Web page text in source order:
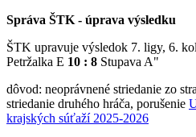
Správa ŠTK - úprava výsledku
ŠTK upravuje výsledok 7. ligy, 6.
Petržalka E 10 : 8 Stupava A"
dôvod: neoprávnené striedanie zo
striedanie druhého hráča, porušenie
krajských súťaží 2025-2026